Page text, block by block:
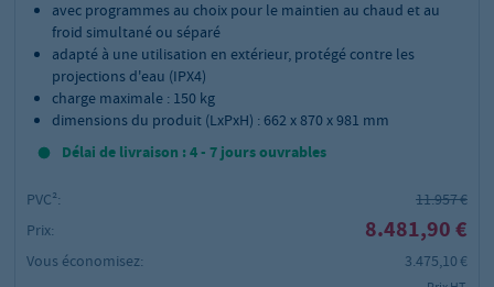
avec programmes au choix pour le maintien au chaud et au
froid simultané ou séparé
adapté à une utilisation en extérieur, protégé contre les
projections d'eau (IPX4)
charge maximale : 150 kg
dimensions du produit (LxPxH) : 662 x 870 x 981 mm
Délai de livraison : 4 - 7 jours ouvrables
PVC²:
11.957 €
Prix:
8.481,90 €
Vous économisez: 3.475,10 €